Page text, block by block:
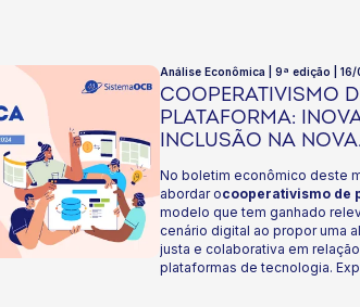
Análise Econômica | 9ª edição |
COOPERATIVISMO
PLATAFORMA:
INCLUSÃO NA NOVA
No boletim econômico deste
abordar ocooperativismo de
modelo que tem ganhado
cenário digital ao propor uma
justa e colaborativa em
plataformas de tecnologia.